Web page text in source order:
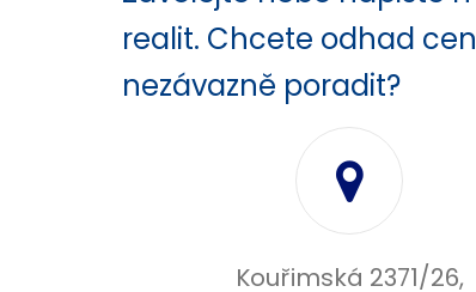
realit. Chcete odhad
nezávazně poradit?
Kouřimská 2371/26,